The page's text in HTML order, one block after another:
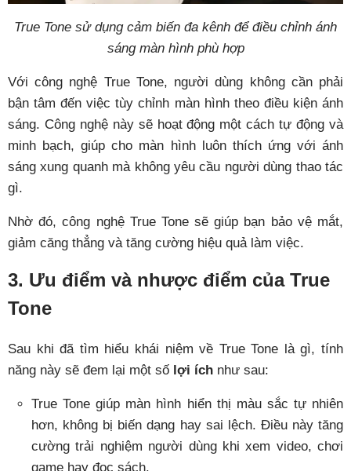
True Tone sử dụng cảm biến đa kênh để điều chỉnh ánh
sáng màn hình phù hợp
Với công nghệ True Tone, người dùng không cần phải
bận tâm đến việc tùy chỉnh màn hình theo điều kiện ánh
sáng. Công nghệ này sẽ hoạt động một cách tự động và
minh bạch, giúp cho màn hình luôn thích ứng với ánh
sáng xung quanh mà không yêu cầu người dùng thao tác
gì.
Nhờ đó, công nghệ True Tone sẽ giúp bạn bảo vệ mắt,
giảm căng thẳng và tăng cường hiệu quả làm việc.
3. Ưu điểm và nhược điểm của True
Tone
Sau khi đã tìm hiểu khái niệm về True Tone là gì, tính
năng này sẽ đem lại một số lợi ích như sau:
True Tone giúp màn hình hiển thị màu sắc tự nhiên
hơn, không bị biến dạng hay sai lệch. Điều này tăng
cường trải nghiệm người dùng khi xem video, chơi
game hay đọc sách.